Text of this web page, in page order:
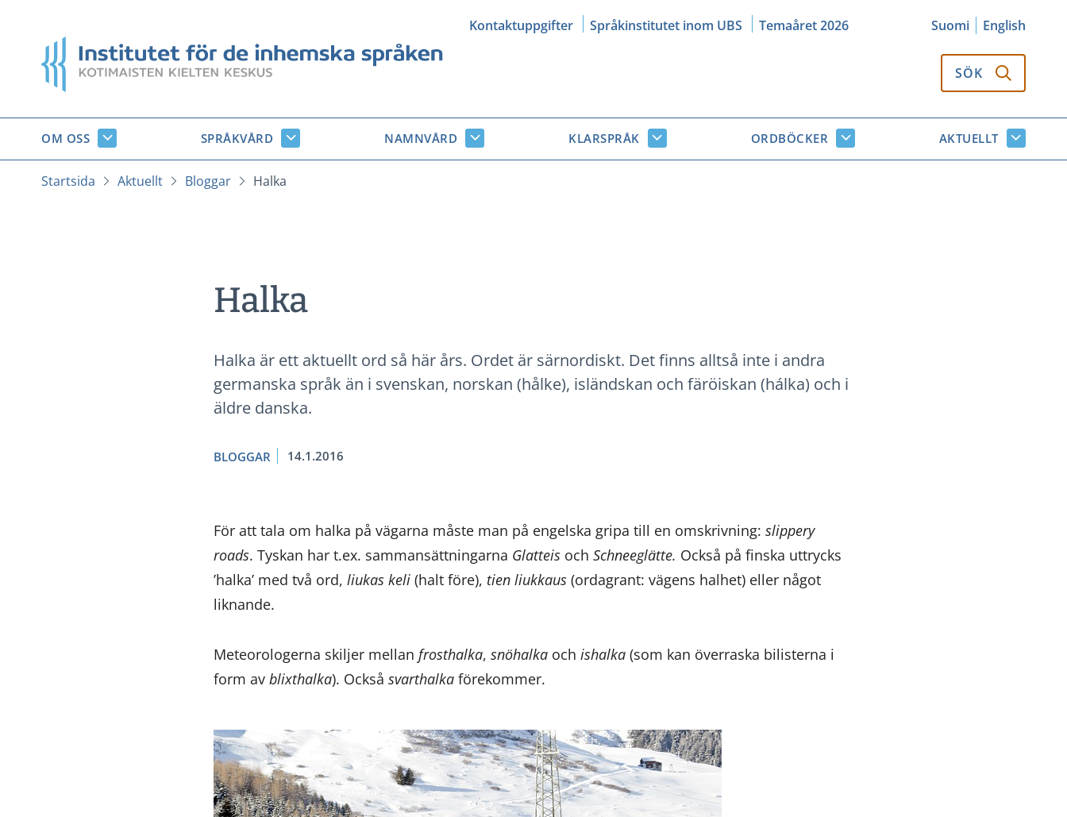
innehåll
Kontaktuppgifter Språkinstitutet inom UBS Temaåret 2026 Suomi
English
Startsida
SÖK
OM OSS
Om
oss
undersidor
SPRÅKVÅRD
Språkvård
undersidor
NAMNVÅRD
Namnvård
undersidor
KLARSPRÅK
Klarspråk
undersidor
ORDBÖCKER
Ordböcker
undersidor
AKTUELLT
Aktuellt
Startsida
Aktuellt Bloggar Halka
Halka
Halka är ett aktuellt ord så här års. Ordet är särnordiskt. Det finns alltså inte i andra
germanska språk än i svenskan, norskan (hålke), isländskan och färöiskan (hálka) och i
äldre danska.
BLOGGAR 14.1.2016
För att tala om halka på vägarna måste man på engelska gripa till en omskrivning: slippery
roads. Tyskan har t.ex. sammansättningarna Glatteisoch Schneeglätte. Också på finska uttrycks
’halka’ med två ord, liukas keli(halt före), tien liukkaus (ordagrant: vägens halhet) eller något
liknande.
Meteorologerna skiljer mellan frosthalka, snöhalkaoch ishalka(som kan överraska bilisterna i
form av blixthalka). Också svarthalkaförekommer.